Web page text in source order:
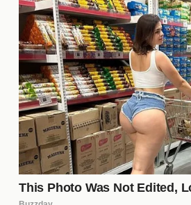
recientes rumores de
dinámica del juego. Los
por ver cómo se desarrollarán
en los próximos episodios y
nuevas reglas o giros
de que se introduzcan nuevos
se modifiquen las
también genera un gran
la intriga y la emoción
promete mantener a la